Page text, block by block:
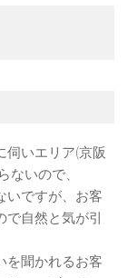
伺いエリア(京阪
いので、
いですが、お客
で自然と気が引
を聞かれるお客